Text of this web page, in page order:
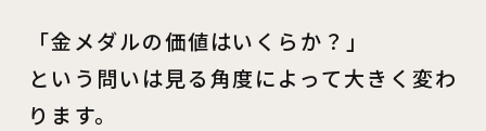
「金メダルの価値はいくらか？」
という問いは見る角度によって大きく変わ
ります。